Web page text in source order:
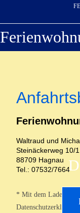
Waltraud und
Steinäckerweg 10/1
88709 Hagnau
Tel.: 07532/7664
* Mit dem Laden der
Datenschutzerklärung